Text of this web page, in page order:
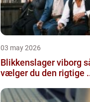
03 may 2026
Blikkenslager viborg sådan
vælger du den rigtige